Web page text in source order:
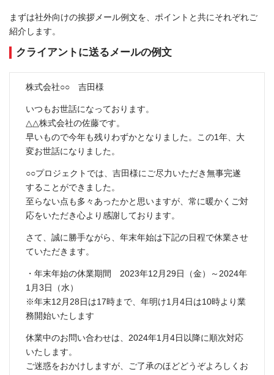
まずは社外向けの挨拶メール例文を、ポイントと共にそれぞれご
紹介します。
クライアントに送るメールの例文
株式会社○○ 吉田様
いつもお世話になっております。
△△株式会社の佐藤です。
早いもので今年も残りわずかとなりました。この1年、大
変お世話になりました。
○○プロジェクトでは、吉田様にご尽力いただき無事完遂
することができました。
至らない点も多々あったかと思いますが、常に暖かくご対
応をいただき心より感謝しております。
さて、誠に勝手ながら、年末年始は下記の日程で休業させ
ていただきます。
・年末年始の休業期間 2023年12月29日（金）～2024年
1月3日（水）
※年末12月28日は17時まで、年明け1月4日は10時より業
務開始いたします
休業中のお問い合わせは、2024年1月4日以降に順次対応
いたします。
ご迷惑をおかけしますが、ご了承のほどどうぞよろしくお